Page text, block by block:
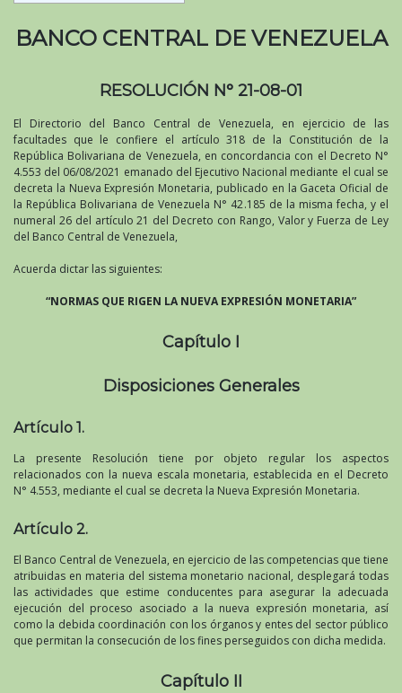
BANCO CENTRAL DE VENEZUELA
RESOLUCIÓN N° 21-08-01
El Directorio del Banco Central de Venezuela, en ejercicio de las
facultades que le confiere el artículo 318 de la Constitución de la
República Bolivariana de Venezuela, en concordancia con el Decreto N°
4.553 del 06/08/2021 emanado del Ejecutivo Nacional mediante el cual se
decreta la Nueva Expresión Monetaria, publicado en la Gaceta Oficial de
la República Bolivariana de Venezuela N° 42.185 de la misma fecha, y el
numeral 26 del artículo 21 del Decreto con Rango, Valor y Fuerza de Ley
del Banco Central de Venezuela,
Acuerda dictar las siguientes:
“NORMAS QUE RIGEN LA NUEVA EXPRESIÓN MONETARIA”
Capítulo I
Disposiciones Generales
Artículo 1.
La presente Resolución tiene por objeto regular los aspectos
relacionados con la nueva escala monetaria, establecida en el Decreto
N° 4.553, mediante el cual se decreta la Nueva Expresión Monetaria.
Artículo 2.
El Banco Central de Venezuela, en ejercicio de las competencias que tiene
atribuidas en materia del sistema monetario nacional, desplegará todas
las actividades que estime conducentes para asegurar la adecuada
ejecución del proceso asociado a la nueva expresión monetaria, así
como la debida coordinación con los órganos y entes del sector público
que permitan la consecución de los fines perseguidos con dicha medida.
Capítulo II